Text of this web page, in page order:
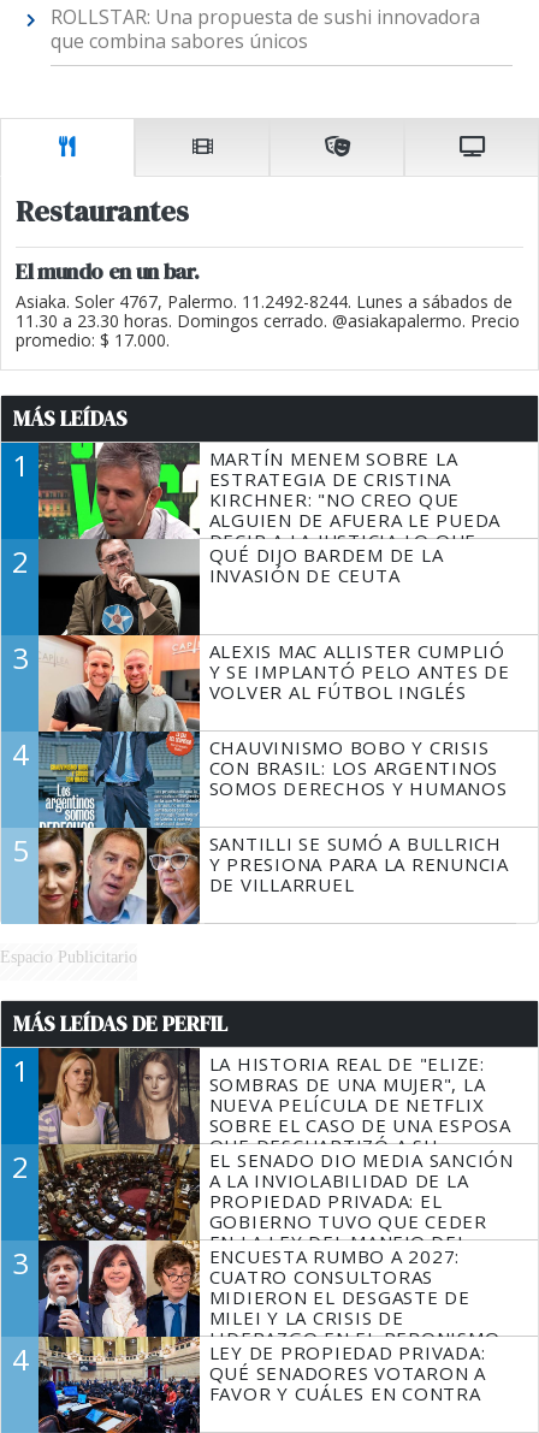
ROLLSTAR: Una propuesta de sushi innovadora
que combina sabores únicos
Restaurantes
El mundo en un bar.
Asiaka. Soler 4767, Palermo. 11.2492-8244. Lunes a sábados de
11.30 a 23.30 horas. Domingos cerrado. @asiakapalermo. Precio
promedio: $ 17.000.
MÁS LEÍDAS
1
MARTÍN MENEM SOBRE LA
ESTRATEGIA DE CRISTINA
KIRCHNER: "NO CREO QUE
ALGUIEN DE AFUERA LE PUEDA
DECIR A LA JUSTICIA LO QUE
TIENE QUE HACER"
2
QUÉ DIJO BARDEM DE LA
INVASIÓN DE CEUTA
3
ALEXIS MAC ALLISTER CUMPLIÓ
Y SE IMPLANTÓ PELO ANTES DE
VOLVER AL FÚTBOL INGLÉS
4
CHAUVINISMO BOBO Y CRISIS
CON BRASIL: LOS ARGENTINOS
SOMOS DERECHOS Y HUMANOS
5
SANTILLI SE SUMÓ A BULLRICH
Y PRESIONA PARA LA RENUNCIA
DE VILLARRUEL
Espacio Publicitario
MÁS LEÍDAS DE PERFIL
1
LA HISTORIA REAL DE "ELIZE:
SOMBRAS DE UNA MUJER", LA
NUEVA PELÍCULA DE NETFLIX
SOBRE EL CASO DE UNA ESPOSA
QUE DESCUARTIZÓ A SU
MARIDO
2
EL SENADO DIO MEDIA SANCIÓN
A LA INVIOLABILIDAD DE LA
PROPIEDAD PRIVADA: EL
GOBIERNO TUVO QUE CEDER
EN LA LEY DEL MANEJO DEL
FUEGO
3
ENCUESTA RUMBO A 2027:
CUATRO CONSULTORAS
MIDIERON EL DESGASTE DE
MILEI Y LA CRISIS DE
LIDERAZGO EN EL PERONISMO
4
LEY DE PROPIEDAD PRIVADA:
QUÉ SENADORES VOTARON A
FAVOR Y CUÁLES EN CONTRA